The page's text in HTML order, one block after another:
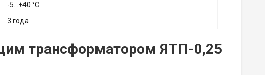
-5…+40 °C
3 года
трансформатором ЯТП-0,25